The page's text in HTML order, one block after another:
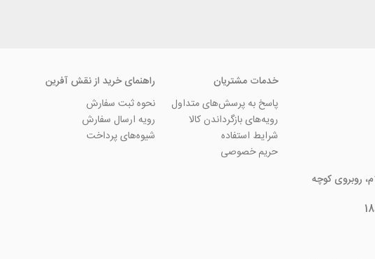
روبروی کوچه
خدمات مشتریان
پاسخ به پرسش‌های متداول
رویه‌های بازگرداندن کالا
شرایط استفاده
حریم خصوصی
راهنمای خرید از نقش آفرین
نحوه ثبت سفارش
رویه ارسال سفارش
شیوه‌های پرداخت